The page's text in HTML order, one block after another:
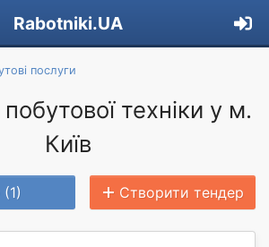
Rabotniki.UA
послуги
техніки у м.
Київ
Створити тендер